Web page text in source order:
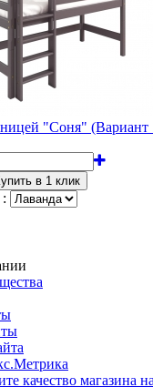
"Соня" (Вариант